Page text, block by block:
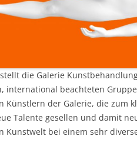
die Galerie
international beachteten
Künstlern der Galerie, die zum
Talente gesellen und damit
Kunstwelt bei einem sehr